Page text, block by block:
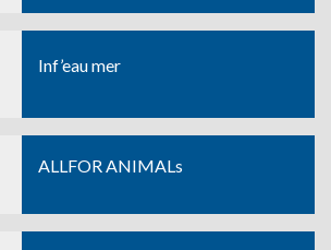
Inf’eau mer
ALLFOR ANIMALs